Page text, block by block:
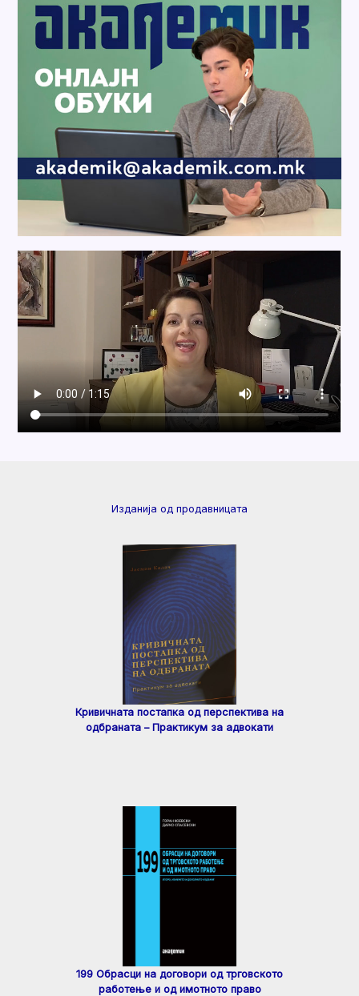
Изданија од продавницата
Кривичната постапка од перспектива на
одбраната – Практикум за адвокати
199 Обрасци на договори од трговското
работење и од имотното право